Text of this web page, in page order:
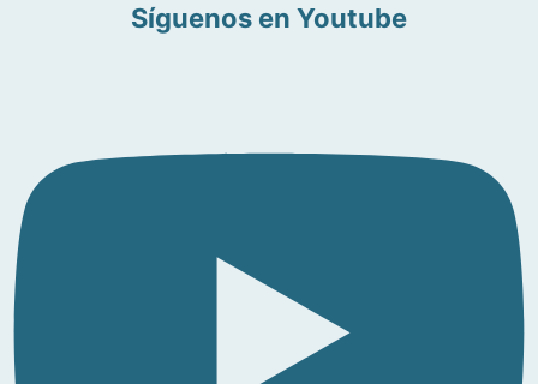
Síguenos en Youtube